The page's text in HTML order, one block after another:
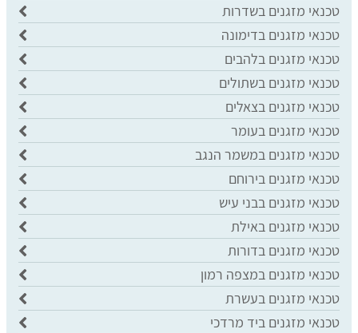
טכנאי מזגנים בשדרות
טכנאי מזגנים בדימונה
טכנאי מזגנים בלהבים
טכנאי מזגנים בשתולים
טכנאי מזגנים בצאלים
טכנאי מזגנים בעומר
טכנאי מזגנים במשמר הנגב
טכנאי מזגנים בירוחם
טכנאי מזגנים בבני עיש
טכנאי מזגנים באילת
טכנאי מזגנים בדורות
טכנאי מזגנים במצפה רמון
טכנאי מזגנים בעשרת
טכנאי מזגנים ביד מרדכי